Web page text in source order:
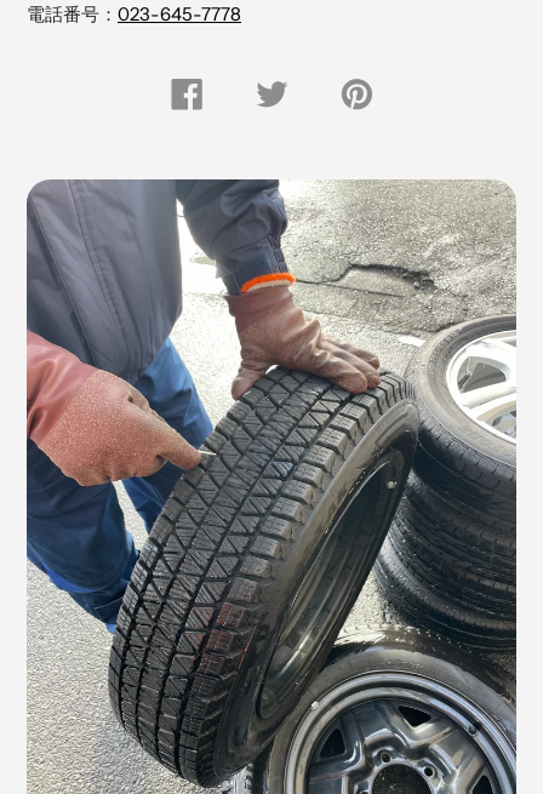
電話番号： 023-645-7778
FACEBOOK
で
Twitter
Pinterest
に
す
る